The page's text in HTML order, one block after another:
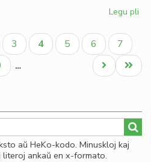
Legu pli
al
Paĝo
3
Aktuala
paĝo
4 Paĝo
5 Paĝo
6 Paĝo
7
…
Last
page
Next
page
aŭ HeKo-kodo. Minuskloj kaj
literoj ankaŭ en x-formato.